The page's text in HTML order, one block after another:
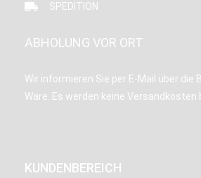
SPEDITION
ABHOLUNG VOR ORT
Wir informieren Sie per E-Mail über die
Ware. Es werden keine Versandkosten
KUNDENBEREICH